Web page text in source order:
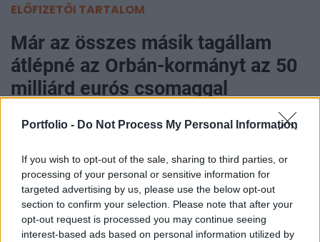
Portfolio - Do Not Process My Personal Information
If you wish to opt-out of the sale, sharing to third parties, or
processing of your personal or sensitive information for
targeted advertising by us, please use the below opt-out
section to confirm your selection. Please note that after your
opt-out request is processed you may continue seeing
interest-based ads based on personal information utilized by
ELŐFIZETŐI TARTALOM
Már az összes másik tagállam
átlépné az Orbán-kormányt az 50
milliárd eurós csomaggal
Portfolio
Az Európai Unió vezetői aktívan mérlegelik az
Ukrajnának nyújtandó 50 milliárd eurós
segélycsomag alternatíváit, amelyekről úgy
dönthetnek, hogy nem kell minden tagállam